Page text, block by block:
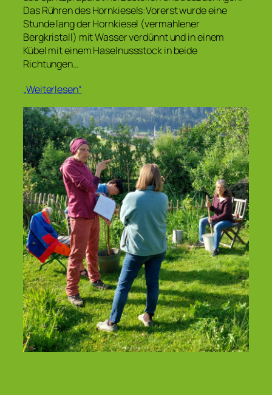
Das Rühren des Hornkiesels:Vorerst wurde eine
Stunde lang der Hornkiesel (vermahlener
Bergkristall) mit Wasser verdünnt und in einem
Kübel mit einem Haselnussstock in beide
Richtungen…
„Weiterlesen“